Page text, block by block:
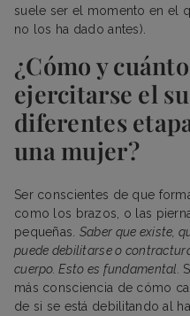
suele ser el momento en el
no los ha dado antes).
¿Cómo y
ejercitarse el
diferentes
una mujer?
Ser conscientes de que
como los brazos, o las
pequeñas. Saber que existe,
puede debilitarse o
cuerpo. Esto es fundamental.
más consciencia de cómo
de si se está debilitando al